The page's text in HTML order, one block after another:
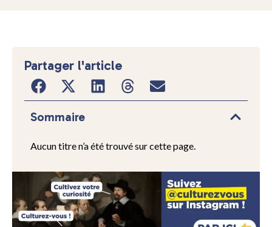
Partager l'article
Sommaire
Aucun titre n’a été trouvé sur cette page.